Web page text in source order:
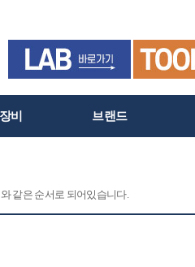
비 브랜드
같은 순서로 되어있습니다.